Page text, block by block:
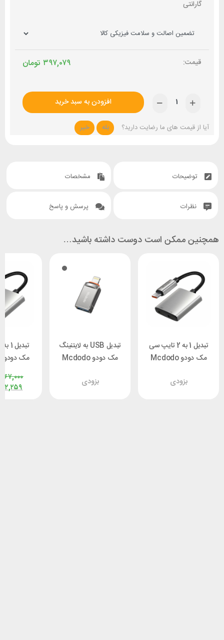
گارانتی
تومان ۳۹۷,۰۷۹
افزودن به سبد خرید
آیا از قیمت های ما رضایت دارید؟ بله خیر
توضیحات مشخصات
نظرات پرسش و پاسخ
همچنین ممکن است دوست داشته باشید…
تبدیل 1 به 2 تایپ سی
مک دودو Mcdodo
بزودی
تبدیل USB به لایتنینگ
مک دودو Mcdodo
بزودی